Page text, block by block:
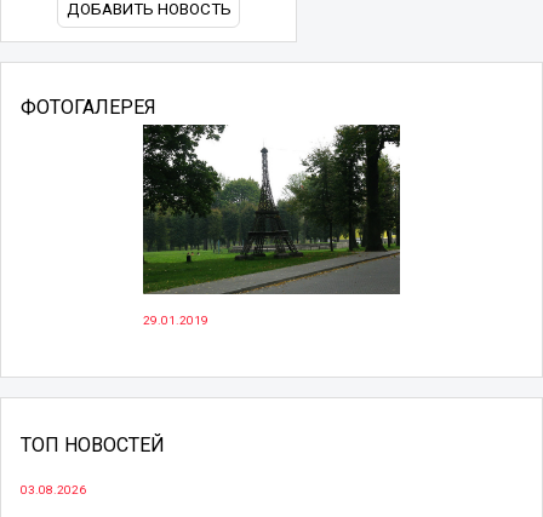
ДОБАВИТЬ НОВОСТЬ
ФОТОГАЛЕРЕЯ
29.01.2019
ТОП НОВОСТЕЙ
03.08.2026